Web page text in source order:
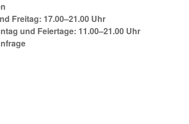
Freitag: 17.00–21.00 Uhr
und Feiertage: 11.00–21.00 Uhr